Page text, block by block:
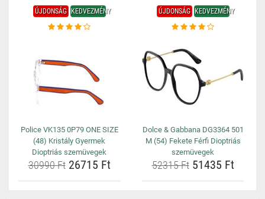
ÚJDONSÁG KEDVEZMÉNY
Police VK135 0P79 ONE SIZE
(48) Kristály Gyermek
Dioptriás szemüvegek
30990 Ft26715 Ft
ÚJDONSÁG KEDVEZMÉNY
Dolce & Gabbana DG3364 501
M (54) Fekete Férfi Dioptriás
szemüvegek
52315 Ft51435 Ft